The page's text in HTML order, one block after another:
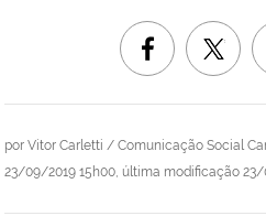
por Vitor Carletti / Comunicação Social
23/09/2019 15h00, última modificação 23/